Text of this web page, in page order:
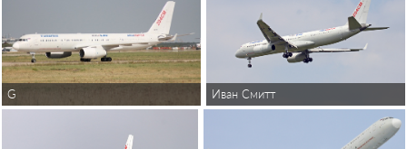
G Иван Смитт